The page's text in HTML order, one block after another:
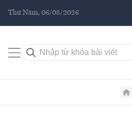
Thứ Năm, 06/08/2026